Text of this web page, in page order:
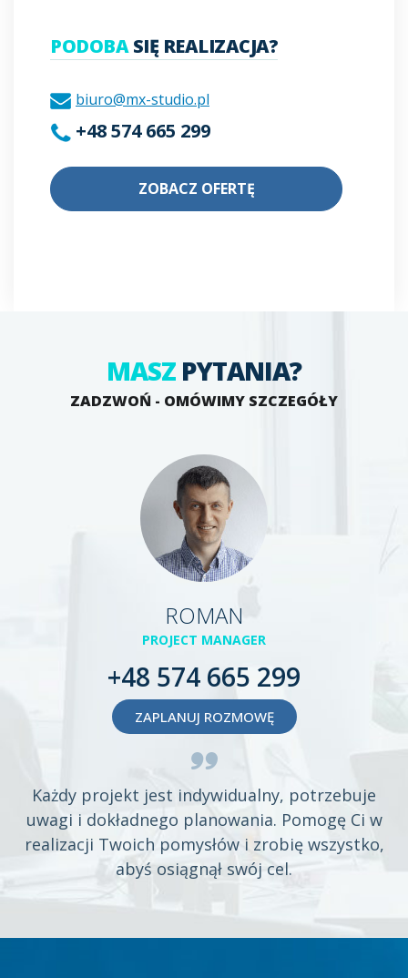
PODOBASIĘ REALIZACJA?
biuro@mx-studio.pl
+48 574 665 299
ZOBACZ OFERTĘ
MASZ PYTANIA?
ZADZWOŃ - OMÓWIMY SZCZEGÓŁY
ROMAN
PROJECT MANAGER
+48 574 665 299
ZAPLANUJ ROZMOWĘ
Każdy projekt jest indywidualny, potrzebuje
uwagi i dokładnego planowania. Pomogę Ci w
realizacji Twoich pomysłów i zrobię wszystko,
abyś osiągnął swój cel.